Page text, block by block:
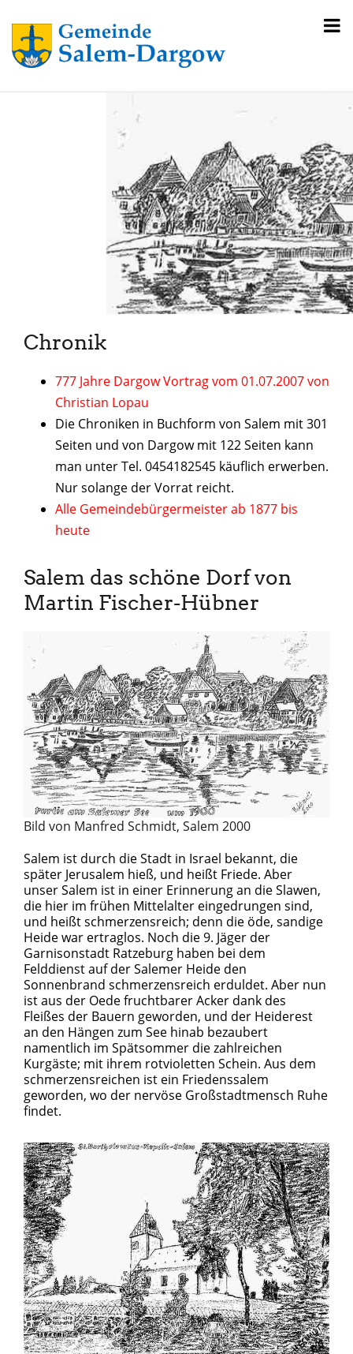
Chronik
777 Jahre Dargow Vortrag vom 01.07.2007 von
Christian Lopau
Die Chroniken in Buchform von Salem mit 301
Seiten und von Dargow mit 122 Seiten kann
man unter Tel. 0454182545 käuflich erwerben.
Nur solange der Vorrat reicht.
Alle Gemeindebürgermeister ab 1877 bis
heute
Salem das schöne Dorf von
Martin Fischer-Hübner
Bild von Manfred Schmidt, Salem 2000
Salem ist durch die Stadt in Israel bekannt, die
später Jerusalem hieß, und heißt Friede. Aber
unser Salem ist in einer Erinnerung an die Slawen,
die hier im frühen Mittelalter eingedrungen sind,
und heißt schmerzensreich; denn die öde, sandige
Heide war ertraglos. Noch die 9. Jäger der
Garnisonstadt Ratzeburg haben bei dem
Felddienst auf der Salemer Heide den
Sonnenbrand schmerzensreich erduldet. Aber nun
ist aus der Oede fruchtbarer Acker dank des
Fleißes der Bauern geworden, und der Heiderest
an den Hängen zum See hinab bezaubert
namentlich im Spätsommer die zahlreichen
Kurgäste; mit ihrem rotvioletten Schein. Aus dem
schmerzensreichen ist ein Friedenssalem
geworden, wo der nervöse Großstadtmensch Ruhe
findet.